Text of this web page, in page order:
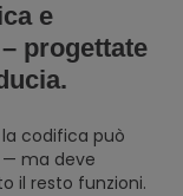
e
progettate
la codifica può
— ma deve
il resto funzioni.